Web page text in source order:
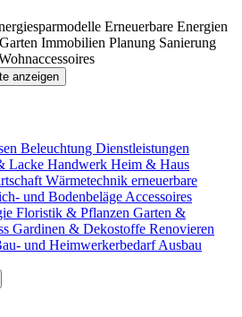
Erneuerbare Energien
Garten Immobilien Planung Sanierung
anzeigen
Beleuchtung Dienstleistungen
Lacke Handwerk Heim & Haus
Wärmetechnik erneuerbare
und Bodenbeläge Accessoires
Floristik & Pflanzen Garten &
Gardinen & Dekostoffe Renovieren
und HeimwerkerbedarfAusbau